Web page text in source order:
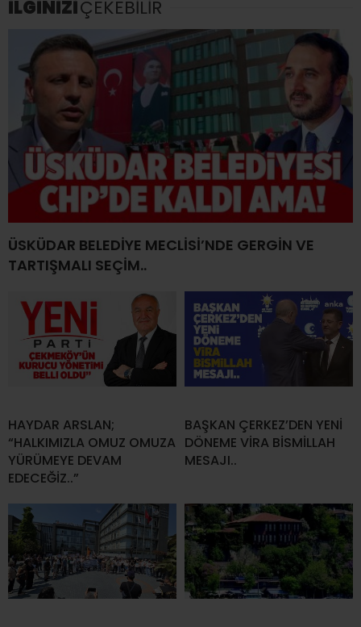
İLGİNİZİÇEKEBİLİR
ÜSKÜDAR BELEDİYE MECLİSİ’NDE GERGİN VE
TARTIŞMALI SEÇİM..
HAYDAR ARSLAN;
“HALKIMIZLA OMUZ OMUZA
YÜRÜMEYE DEVAM
EDECEĞİZ..”
BAŞKAN ÇERKEZ’DEN YENİ
DÖNEME VİRA BİSMİLLAH
MESAJI..